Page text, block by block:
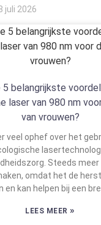
te evalueren. Sommige
doen concessies
afweging kan leiden
Een betrouwbare
een duidelijke
vragen naar referenties
kunnen de werkelijke
onthullen.
is, maar het
meer veiligheid voor
juli 2026
5 belangrijkste
laser van 980 nm
van vrouwen?
veel ophef over het
Steeds
omdat het de
en kan helpen bij een
expert op dit gebied, zei:
LEES MEER »